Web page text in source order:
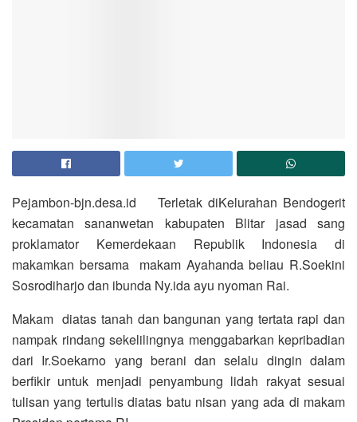
Pejambon-bjn.desa.id Terletak diKelurahan Bendogerit
kecamatan sananwetan kabupaten Blitar jasad sang
proklamator Kemerdekaan Republik Indonesia di
makamkan bersama makam Ayahanda beliau R.Soekini
Sosrodiharjo dan ibunda Ny.ida ayu nyoman Rai.
Makam diatas tanah dan bangunan yang tertata rapi dan
nampak rindang sekelilingnya menggabarkan kepribadian
dari Ir.Soekarno yang berani dan selalu dingin dalam
berfikir untuk menjadi penyambung lidah rakyat sesuai
tulisan yang tertulis diatas batu nisan yang ada di makam